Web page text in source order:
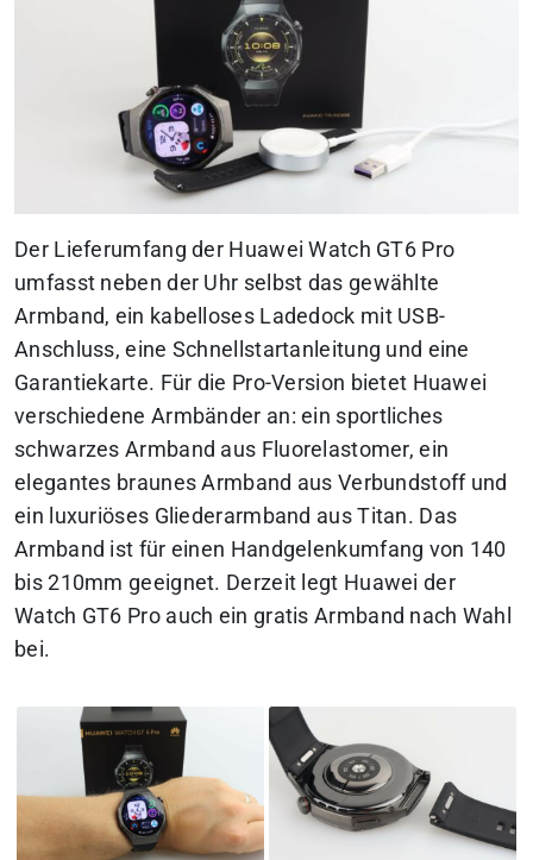
Der Lieferumfang der Huawei Watch GT6 Pro
umfasst neben der Uhr selbst das gewählte
Armband, ein kabelloses Ladedock mit USB-
Anschluss, eine Schnellstartanleitung und eine
Garantiekarte. Für die Pro-Version bietet Huawei
verschiedene Armbänder an: ein sportliches
schwarzes Armband aus Fluorelastomer, ein
elegantes braunes Armband aus Verbundstoff und
ein luxuriöses Gliederarmband aus Titan. Das
Armband ist für einen Handgelenkumfang von 140
bis 210mm geeignet. Derzeit legt Huawei der
Watch GT6 Pro auch ein gratis Armband nach Wahl
bei.